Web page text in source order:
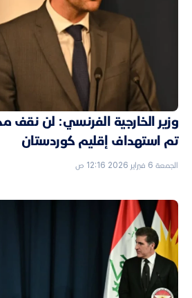
وزير الخارجية الفرنسي: لن نقف
تم استهداف إقليم كوردستان
الجمعة 6 فبراير 2026 12:16 ص